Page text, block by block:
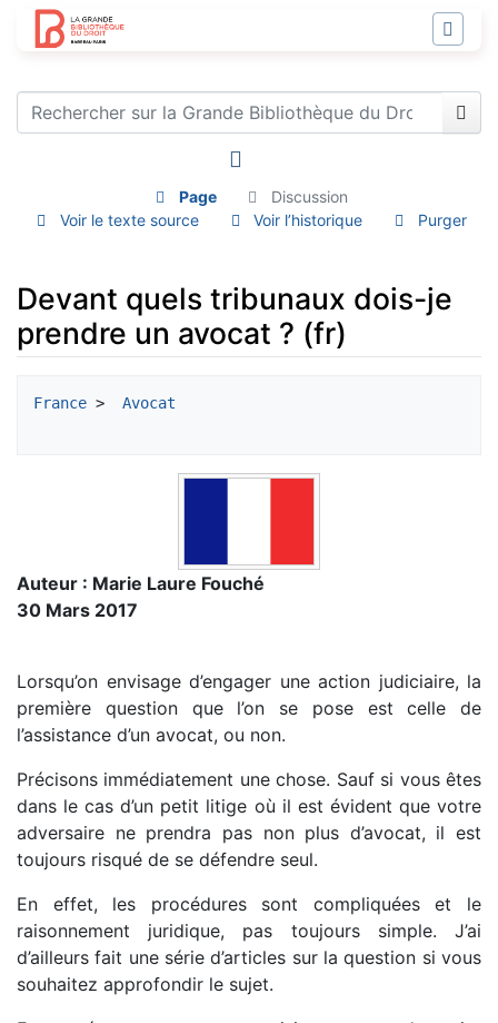
Page
Discussion
Voir le texte source
Voir l’historique Purger
Devant quels tribunaux dois-je
prendre un avocat ? (fr)
France > Avocat
Auteur : Marie Laure Fouché
30 Mars 2017
Lorsqu’on envisage d’engager une action judiciaire, la
première question que l’on se pose est celle de
l’assistance d’un avocat, ou non.
Précisons immédiatement une chose. Sauf si vous êtes
dans le cas d’un petit litige où il est évident que votre
adversaire ne prendra pas non plus d’avocat, il est
toujours risqué de se défendre seul.
En effet, les procédures sont compliquées et le
raisonnement juridique, pas toujours simple. J’ai
d’ailleurs fait une série d’articles sur la question si vous
souhaitez approfondir le sujet.